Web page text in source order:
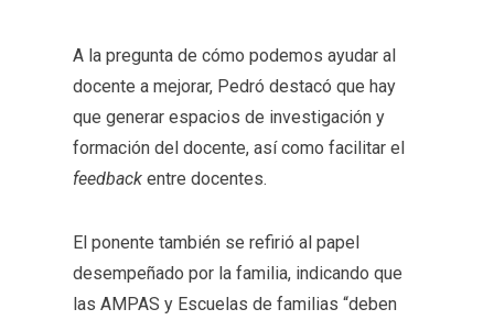
A la pregunta de cómo podemos ayudar al
docente a mejorar, Pedró destacó que hay
que generar espacios de investigación y
formación del docente, así como facilitar el
feedbackentre docentes.
El ponente también se refirió al papel
desempeñado por la familia, indicando que
las AMPAS y Escuelas de familias “deben